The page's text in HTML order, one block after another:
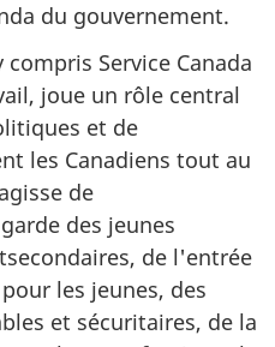
du gouvernement.
Service Canada
joue un rôle central
et de
les Canadiens tout au
de
des jeunes
de l'entrée
les jeunes, des
et sécuritaires, de la